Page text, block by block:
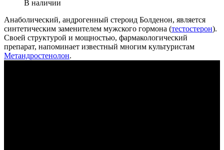
В наличии
Анаболический, андрогенный стероид Болденон, является
синтетическим заменителем мужского гормона (тестостерон).
Своей структурой и мощностью, фармакологический
препарат, напоминает известный многим культуристам
Метандростенолон.